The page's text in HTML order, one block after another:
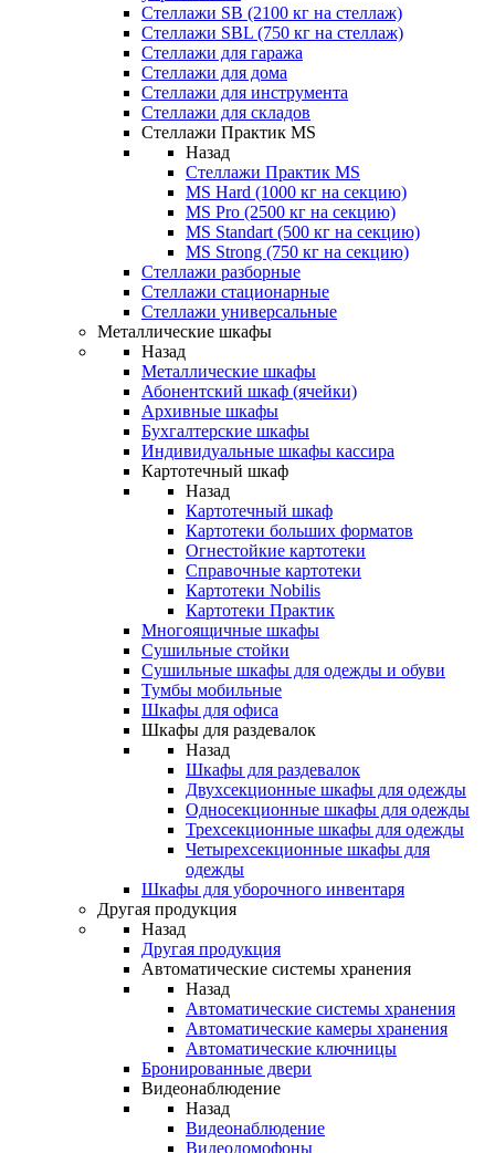
Стеллажи SB (2100 кг на стеллаж)
Стеллажи SBL (750 кг на стеллаж)
Стеллажи для гаража
Стеллажи для дома
Стеллажи для инструмента
Стеллажи для складов
Стеллажи Практик MS
Назад
Стеллажи Практик MS
MS Hard (1000 кг на секцию)
MS Pro (2500 кг на секцию)
MS Standart (500 кг на секцию)
MS Strong (750 кг на секцию)
Стеллажи разборные
Стеллажи стационарные
Стеллажи универсальные
Металлические шкафы
Назад
Металлические шкафы
Абонентский шкаф (ячейки)
Архивные шкафы
Бухгалтерские шкафы
Индивидуальные шкафы кассира
Картотечный шкаф
Назад
Картотечный шкаф
Картотеки больших форматов
Огнестойкие картотеки
Справочные картотеки
Картотеки Nobilis
Картотеки Практик
Многоящичные шкафы
Сушильные стойки
Сушильные шкафы для одежды и обуви
Тумбы мобильные
Шкафы для офиса
Шкафы для раздевалок
Назад
Шкафы для раздевалок
Двухсекционные шкафы для одежды
Односекционные шкафы для одежды
Трехсекционные шкафы для одежды
Четырехсекционные шкафы для
одежды
Шкафы для уборочного инвентаря
Другая продукция
Назад
Другая продукция
Автоматические системы хранения
Назад
Автоматические системы хранения
Автоматические камеры хранения
Автоматические ключницы
Бронированные двери
Видеонаблюдение
Назад
Видеонаблюдение
Видеодомофоны